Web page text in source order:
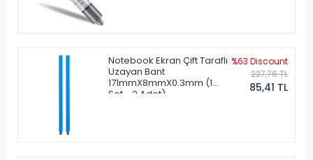
Notebook Ekran Çift Taraflı
Uzayan Bant
171mmX8mmX0.3mm (1
Set - 2 Adet)
%63 Discount
227,76 TL
85,41 TL